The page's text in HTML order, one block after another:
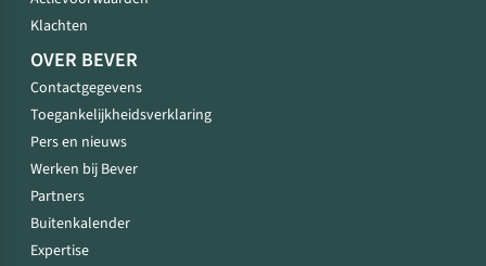
Klachten
OVER BEVER
Contactgegevens
Toegankelijkheidsverklaring
Pers en nieuws
Werken bij Bever
Partners
Buitenkalender
Expertise